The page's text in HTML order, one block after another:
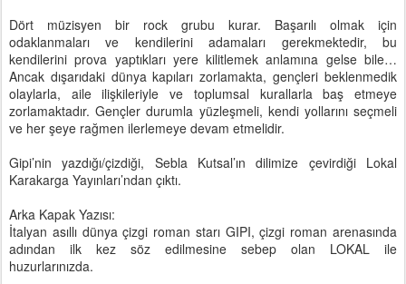
Dört müzisyen bir rock grubu kurar. Başarılı olmak için
odaklanmaları ve kendilerini adamaları gerekmektedir, bu
kendilerini prova yaptıkları yere kilitlemek anlamına gelse bile…
Ancak dışarıdaki dünya kapıları zorlamakta, gençleri beklenmedik
olaylarla, aile ilişkileriyle ve toplumsal kurallarla baş etmeye
zorlamaktadır. Gençler durumla yüzleşmeli, kendi yollarını seçmeli
ve her şeye rağmen ilerlemeye devam etmelidir.
Gipi’nin yazdığı/çizdiği, Sebla Kutsal’ın dilimize çevirdiği Lokal
Karakarga Yayınları’ndan çıktı.
Arka Kapak Yazısı:
İtalyan asıllı dünya çizgi roman starı GIPI, çizgi roman arenasında
adından ilk kez söz edilmesine sebep olan LOKAL ile
huzurlarınızda.